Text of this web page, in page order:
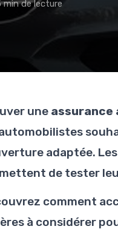
min de lecture
une assurance
adaptée.
de tester
comment
à considérer